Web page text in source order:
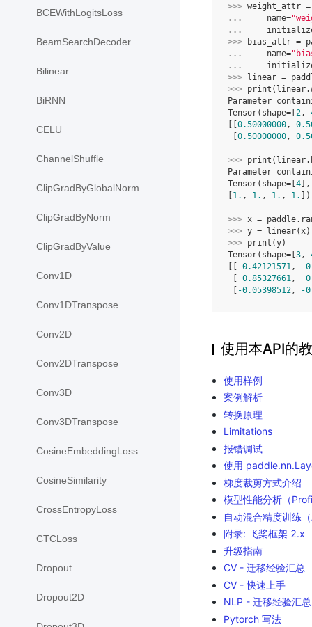
BCEWithLogitsLoss
BeamSearchDecoder
Bilinear
BiRNN
CELU
ChannelShuffle
ClipGradByGlobalNorm
ClipGradByNorm
ClipGradByValue
Conv1D
Conv1DTranspose
Conv2D
Conv2DTranspose
Conv3D
Conv3DTranspose
CosineEmbeddingLoss
CosineSimilarity
CrossEntropyLoss
CTCLoss
Dropout
Dropout2D
>>> weight_attr =
...
name=
...
>>>
bias_attr =
...
name=
...
>>> linear =
>>> print ( linear.
Parameter
Tensor(shape=[2,
[[0.50000000,
[0.50000000,
>>> print ( linear.
Parameter
Tensor(shape=[4],
[1. , 1. , 1. , 1. ])
>>> x = paddle.
>>> y = linear(x)
>>> print (y)
Tensor(shape=[3,
[[ 0.42121571,
[ 0.85327661,
[ -0.05398512, -
使用本API的
使用样例
案例解析
转换原理
Limitations
报错调试
使用
梯度裁剪方式介绍
模型性能分析（
自动混合精度训练
附录: 飞桨框架 2.x
升级指南
CV - 迁移经验汇总
CV - 快速上手
NLP - 迁移经验汇总
Pytorch 写法